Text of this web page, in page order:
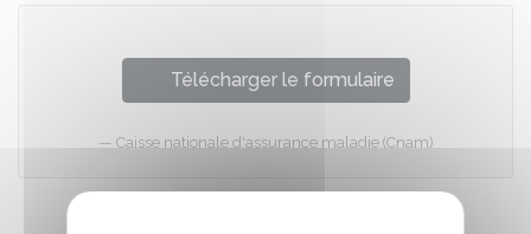
Télécharger le formulaire
Caisse nationale d'assurance maladie (Cnam)